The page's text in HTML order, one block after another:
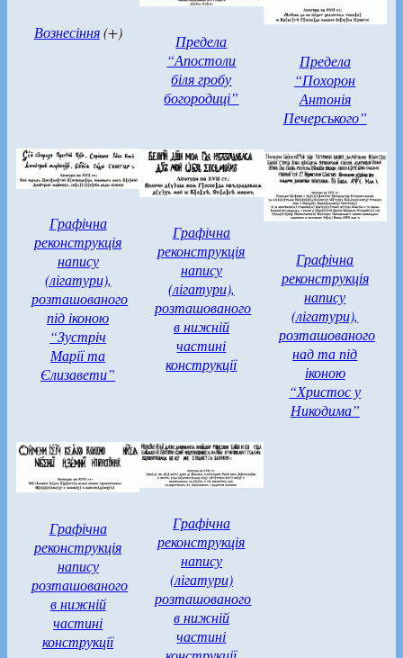
Вознесіння(+)
Предела
“Апостоли
біля гробу
богородиці”
Предела
“Похорон
Антонія
Печерського”
Графічна
реконструкція
напису
(лігатури),
розташованого
під іконою
“Зустріч
Марії та
Єлизавети”
Графічна
реконструкція
напису
(лігатури),
розташованого
в нижній
частині
конструкції
Графічна
реконструкція
напису
(лігатури),
розташованого
над та під
іконою
“Христос у
Никодима”
Графічна
реконструкція
напису
розташованого
в нижній
частині
конструкції
Графічна
реконструкція
напису
(лігатури)
розташованого
в нижній
частині